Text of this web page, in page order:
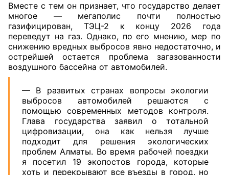
Вместе с тем он признает, что государство делает
многое — мегаполис почти полностью
газифицирован, ТЭЦ-2 к концу 2026 года
переведут на газ. Однако, по его мнению, мер по
снижению вредных выбросов явно недостаточно, и
острейшей остается проблема загазованности
воздушного бассейна от автомобилей.
— В развитых странах вопросы экологии
выбросов автомобилей решаются с
помощью современных методов контроля.
Глава государства заявил о тотальной
цифровизации, она как нельзя лучше
подходит для решения экологических
проблем Алматы. Во время рабочей поездки
я посетил 19 экопостов города, которые
хоть и перекрывают все въезды в город, но